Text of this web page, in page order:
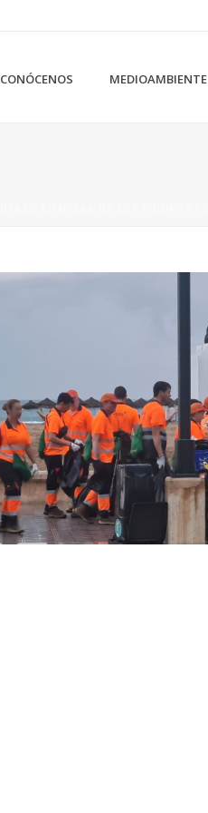
CONÓCENOS MEDIOAMBIENTE